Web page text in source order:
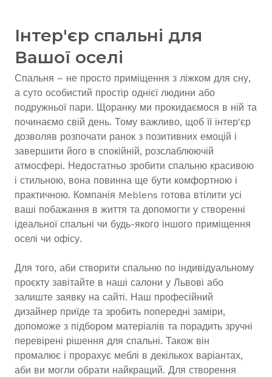
Інтер'єр спальні для
Вашої оселі
Спальня – не просто приміщення з ліжком для сну,
а суто особистий простір однієї людини або
подружньої пари. Щоранку ми прокидаємося в ній та
починаємо свій день. Тому важливо, щоб її інтер'єр
дозволяв розпочати ранок з позитивних емоцій і
завершити його в спокійній, розслаблюючій
атмосфері. Недостатньо зробити спальню красивою
і стильною, вона повинна ще бути комфортною і
практичною. Компанія Meblens готова втілити усі
ваші побажання в життя та допомогти у створенні
ідеальної спальні чи будь-якого іншого приміщення
оселі чи офісу.
Для того, аби створити спальню по індивідуальному
проєкту завітайте в наші салони у Львові або
залиште заявку на сайті. Наш професійний
дизайнер приїде та зробить попередні заміри,
допоможе з підбором матеріалів та порадить зручні
перевірені рішення для спальні. Також він
промалює і прорахує меблі в декількох варіантах,
аби ви могли обрати найкращий. Для створення